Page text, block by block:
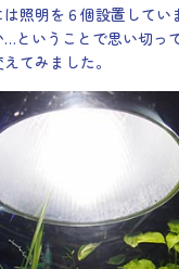
照明を６個設置してい
…ということで思い切っ
てみました。